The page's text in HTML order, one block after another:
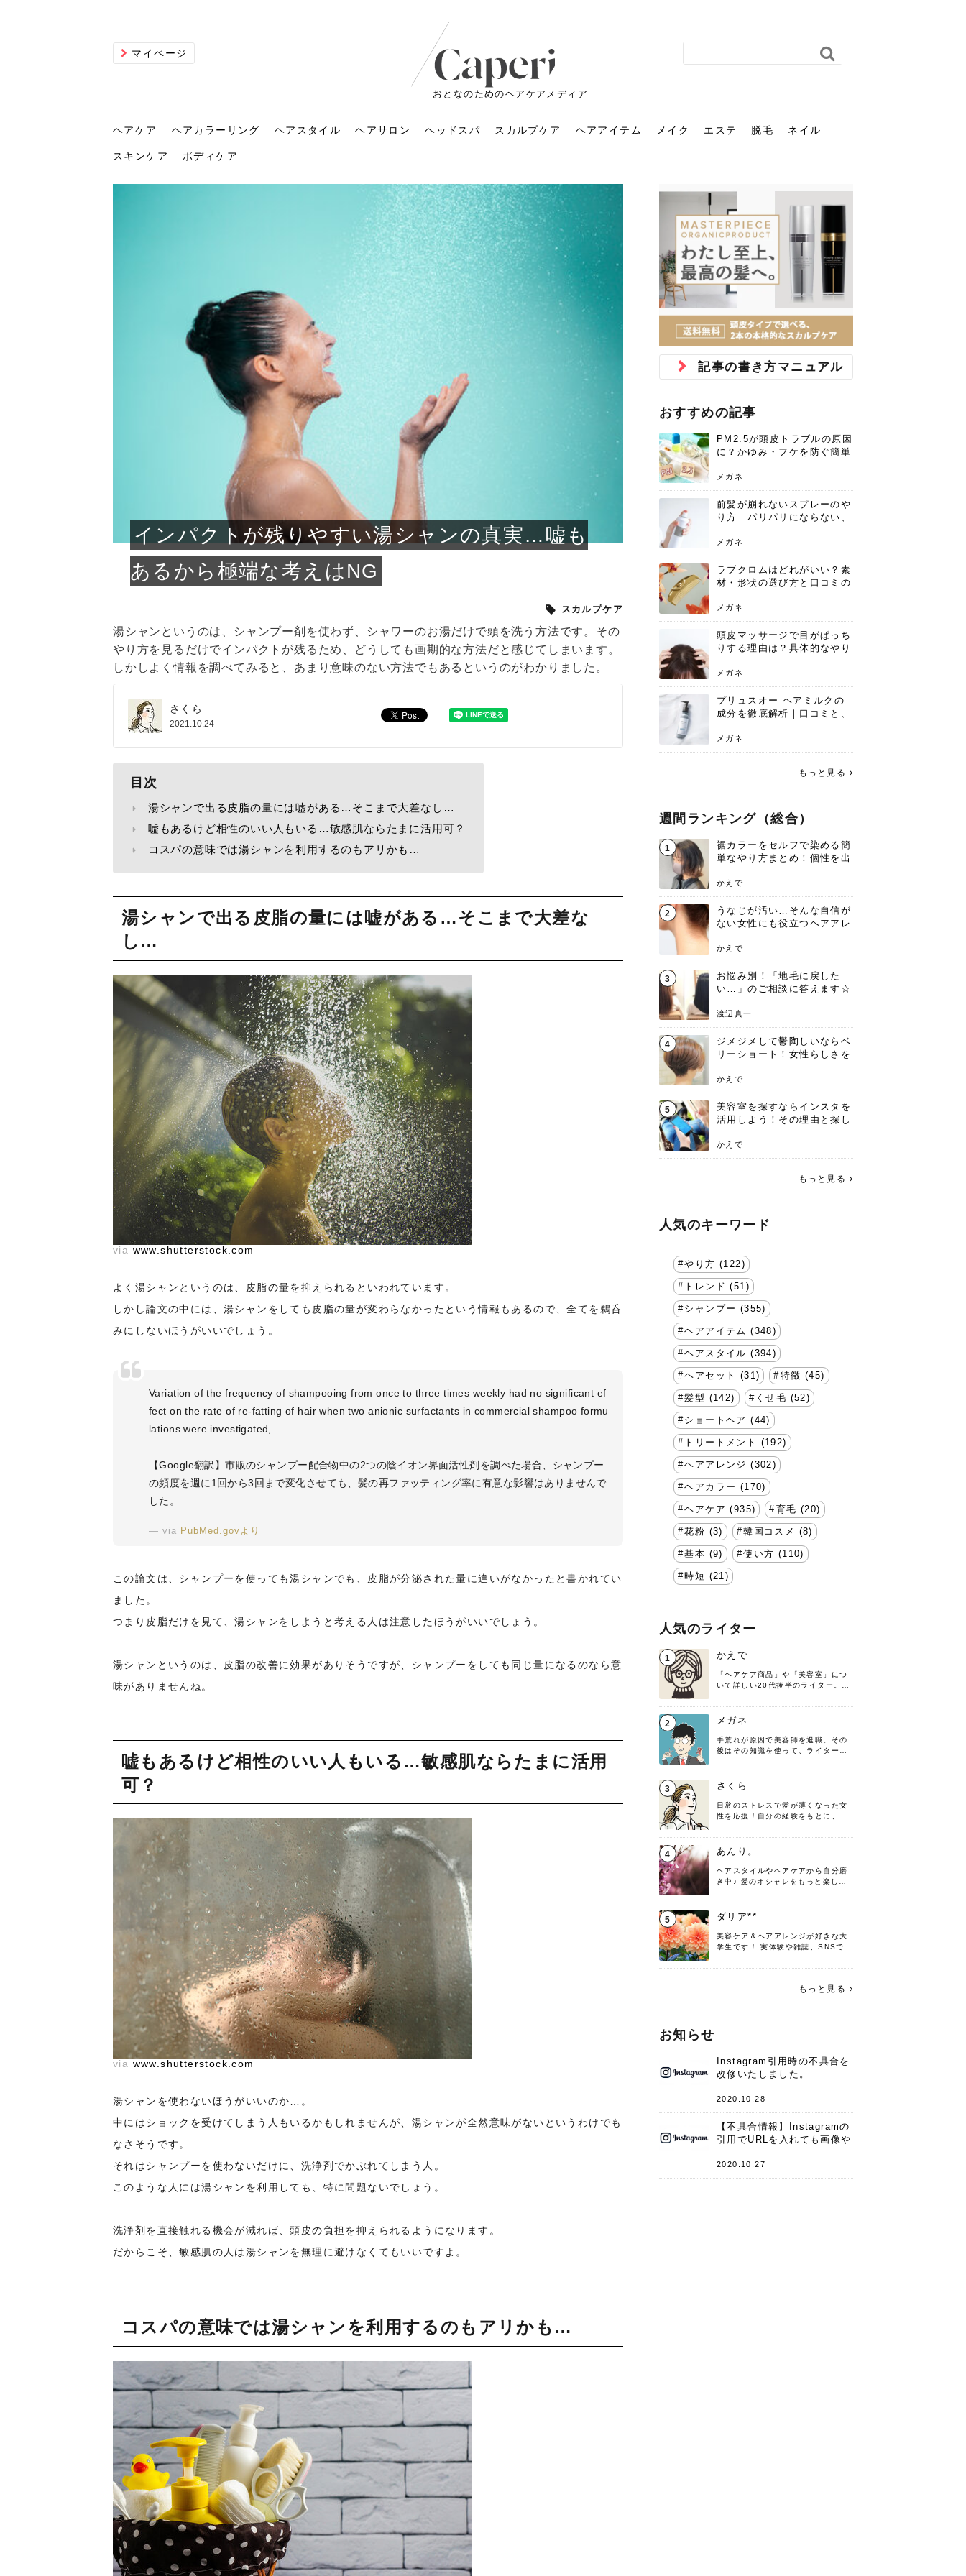
マイページ
おとなのためのヘアケアメディア
ヘアケア
トリートメントの付け方で
仕上がりが変わる｜効かな
い原因...
トリートメントの付け方で仕上がりは
大きく変わります。今回は、毛先中心
の塗り...
メガネ
朝の5分が変わる！寝癖がつ
かない予防方法と時短寝癖
直し...
新生活シーズン、朝の身支度を少しで
も短くしたい人は多いはず。じつは寝
花粉で髪がパサパサするの
はなぜ？原因と落とし方・
防ぎ方を紹介
広がる、手触りが悪いと感じた経験は
ヘアカラーリング
髪のくすみが気になる人
へ！2026春トレンドの明る
めく...
2026春のトレンドカラーは明るめのく
すみカラーです。ただし、髪がすでに
く...
さくら
ツヤと透明感で垢抜ける！
自然なヘアカラーで作る
「きれい...
職場で浮かない落ち着いたトーンにし
たいけれど、どこか垢抜けた印象にし
肌に合う髪色、どう見つけ
る？「イエベ」「ブルベ」
診断と...
らったのに、家に帰って鏡を見たら、
ヘアスタイル
2026年のショートウルフ最
新トレンドとは？ナチュラ
ル...
2026年のショートウルフは、ナチュラ
ルでエアリーな仕上がりが今っぽい正
解...
かえで
ルーズウェーブとは？2026
年の注目スタイルと長さ別
2026年はレイヤーカットを使った髪型
のトレンドと重なり、ルーズウェーブ
40代のパーマがダレる原因
とは？自宅でできる復活術
と長...
ールがダレてしまったと感じている方
ヘアサロン
美容室に行くのが恥ずかし
い？髪質の変化に気づいた
時こそ...
しばらく美容室に行けていないし、そ
ろそろ髪型を変えて気分転換したいと
思って...
メガネ
お気に入りのお店が倒産し
た後の美容室の探し方！失
敗しに...
美容室を倒産する数が増えているとい
うニュースがありました。もともと美
前髪を薄くするための美容
院の頼み方とは？失敗しな
いため...
だと思っている人は、前髪を早く変え
ヘッドスパ
ヘッドスパの落とし穴！知
らないと損する真実
ヘッドスパは、頭皮の汚れを落として
血行を促進し、リラックス効果や美髪
効果が...
さろめ
頭皮を刺激してお顔のリフ
トアップ♪毎日こつこつカン
タン小顔☆
毎日のちょっとした習慣で小顔は作れ
る！頭のこりをほぐしてフェイスライ
ヘッドスパで頭皮をケアし
よう！ヘッドスパの効果と
おすすめの人
アもせずに放っておくとダメージが蓄
スカルプケア
髪を育てるには？毎日の洗
い方と生活習慣を見直す基
本ケア
髪をきれいに育てるには高価なアイテ
ムを増やす前に、洗い方や乾かし方、
頭皮の...
さくら
頭皮マッサージで目がぱっ
ちりする理由は？具体的な
やり方...
目元の印象を左右するのは目そのもの
ではなく、頭皮の状態かもしれませ
ストレスで髪の毛はどう変
わる？抜け毛・パサつきの
原因と...
や、抜け毛が増えたと悩んでいる方
は、スト...
ヘアアイテム
発酵エキスシャンプーって
何がいいの？無印良品など
のシャ...
スキンケアで人気の発酵成分が、シャ
ンプーにも広がっています。無印良品
などの...
さくら
アイロンが苦手でも大丈
夫！ブラッシング感覚で使
えるヘア...
ヘアアイロンを使うのが苦手、火傷が
怖いと感じている方はいないでしょう
40代の髪を悩みに最適！韓
国発「ダリーフ」でヘアセ
ット...
思っていないでしょうか？ダリーフの
メイク
ミニマリストのメイク術｜
少ないアイテムで「自分ら
しい美...
「たくさんのコスメを持っているの
に、実際に使っているのはいつも同じ
ものばか...
あおい
V3ファンデーションは危な
い？針の仕組み・全4種比
較・...
メイクをしている時間も、スキンケア
の時間に変えるという発想から生まれ
「おしゃれ」と「身だしな
み」は違う。相手に信頼感
を与え...
識するのが「身だしなみ」です。特に
エステ
針で小顔を目指す！美容鍼
の効果と後悔しない選び方
のポイント
フェイスラインをすっきりさせたいと
いうお悩みを抱えている方はいないで
しょう...
あかり
リンパマッサージと経絡マ
ッサージの違いとは？効果
と、自...
サロンのメニューを見ていると、「リ
ンパマッサージ」の他に「経絡マッサ
エステの勧誘が怖い人へ。
断ることは悪くない。自分
を守る...
験エステに行ってみたいけど、『押し
脱毛
化粧ノリが変わる「顔脱
毛」。4つのメリットと、始
める前...
顔の産毛をカミソリで剃って、毛抜き
で抜くなど、日々の自己処理を手間に
感じて...
あおい
子供の脱毛、日焼け肌はN
G？親子で学ぶ、安心・安全
なエ...
「ムダ毛が気になる」とお子さんが悩
んでいる姿を見て、エステ脱毛を検討
「今さら」なんて言わせな
い。40代のVIO・顔脱毛、
賢...
とが気になり始めたけど、「今から脱
ネイル
2026年運気アップネイルガ
イドを公開！幸運を呼ぶ色
と...
最近、なんとなく運気が停滞している
気がすると悩んでいないでしょうか？
じつは...
あおい
そのネイル、本当に似合っ
てる？指先をきれいに見え
るのは...
SNSや雑誌で見かけた素敵なネイルデ
ザインを、いざ自分の爪に試してみた
オフィスネイルでも「キラ
キラ」はOK？派手に見えな
い上...
を見て、気分が上がるという心ときめ
スキンケア
急に小じわが増えた？原因
と種類の見分け方＆自宅で
できる...
ふと鏡を見て、急に小じわが増えたと
落ち込んでいないでしょうか？じつは
その原...
あおい
ルルルン ハイドラのどれが
ジュベルック スキンの効果
とは？毛穴・ニキビ跡への
変化...
ニキビ跡の凸凹をどうにかしたいと、
ゆい
ボディケア
人の手ならではの痩身効
果。オールハンドエステの
魅力と、...
痩身エステと一言で言っても、最新の
機器を使ったものから、昔ながらの手
技によ...
あかり
その医療ダイエット、後悔
本気の痩身と体質改善に。
アーユルヴェーダに基づく
「イン...
自己流のダイエットではなかなか落ち
さな
インパクトが残りやすい湯シャンの真実…嘘も
あるから極端な考えはNG
スカルプケア
湯シャンというのは、シャンプー剤を使わず、シャワーのお湯だけで頭を洗う方法です。その
やり方を見るだけでインパクトが残るため、どうしても画期的な方法だと感じてしまいます。
しかしよく情報を調べてみると、あまり意味のない方法でもあるというのがわかりました。
さくら
2021.10.24
目次
湯シャンで出る皮脂の量には嘘がある…そこまで大差なし…
嘘もあるけど相性のいい人もいる…敏感肌ならたまに活用可？
コスパの意味では湯シャンを利用するのもアリかも…
湯シャンで出る皮脂の量には嘘がある…そこまで大差な
し…
via www.shutterstock.com
よく湯シャンというのは、皮脂の量を抑えられるといわれています。
しかし論文の中には、湯シャンをしても皮脂の量が変わらなかったという情報もあるので、全てを鵜呑
みにしないほうがいいでしょう。
Variation of the frequency of shampooing from once to three times weekly had no significant ef
fect on the rate of re-fatting of hair when two anionic surfactants in commercial shampoo formu
lations were investigated,
【Google翻訳】市販のシャンプー配合物中の2つの陰イオン界面活性剤を調べた場合、シャンプー
の頻度を週に1回から3回まで変化させても、髪の再ファッティング率に有意な影響はありませんで
した。
via PubMed.govより
この論文は、シャンプーを使っても湯シャンでも、皮脂が分泌された量に違いがなかったと書かれてい
ました。
つまり皮脂だけを見て、湯シャンをしようと考える人は注意したほうがいいでしょう。
湯シャンというのは、皮脂の改善に効果がありそうですが、シャンプーをしても同じ量になるのなら意
味がありませんね。
嘘もあるけど相性のいい人もいる…敏感肌ならたまに活用
可？
via www.shutterstock.com
湯シャンを使わないほうがいいのか…。
中にはショックを受けてしまう人もいるかもしれませんが、湯シャンが全然意味がないというわけでも
なさそうです。
それはシャンプーを使わないだけに、洗浄剤でかぶれてしまう人。
このような人には湯シャンを利用しても、特に問題ないでしょう。
洗浄剤を直接触れる機会が減れば、頭皮の負担を抑えられるようになります。
だからこそ、敏感肌の人は湯シャンを無理に避けなくてもいいですよ。
コスパの意味では湯シャンを利用するのもアリかも…
記事の書き方マニュアル
おすすめの記事
PM2.5が頭皮トラブルの原因
に？かゆみ・フケを防ぐ簡単
メガネ
前髪が崩れないスプレーのや
り方｜パリパリにならない、
メガネ
ラブクロムはどれがいい？素
材・形状の選び方と口コミの
メガネ
頭皮マッサージで目がぱっち
りする理由は？具体的なやり
メガネ
プリュスオー ヘアミルクの
成分を徹底解析｜口コミと、
説
メガネ
もっと見る
週間ランキング（総合）
1
裾カラーをセルフで染める簡
単なやり方まとめ！個性を出
かえで
2
うなじが汚い…そんな自信が
ない女性にも役立つヘアアレ
かえで
3
お悩み別！「地毛に戻した
い…」のご相談に答えます☆
渡辺真一
4
ジメジメして鬱陶しいならベ
リーショート！女性らしさを
かえで
5
美容室を探すならインスタを
活用しよう！その理由と探し
かえで
もっと見る
人気のキーワード
やり方 (122)
トレンド (51)
シャンプー (355)
ヘアアイテム (348)
ヘアスタイル (394)
ヘアセット (31) 特徴 (45)
髪型 (142) くせ毛 (52)
ショートヘア (44)
トリートメント (192)
ヘアアレンジ (302)
ヘアカラー (170)
ヘアケア (935) 育毛 (20)
花粉 (3) 韓国コスメ (8)
基本 (9) 使い方 (110)
時短 (21)
人気のライター
1 かえで
「ヘアケア商品」や「美容室」につ
いて詳しい20代後半のライター。楽
す！
2 メガネ
手荒れが原因で美容師を退職。その
後はその知識を使って、ライターと
髪の知識をわかりやすく紹介しま
す！
3 さくら
日常のストレスで髪が薄くなった女
性を応援！自分の経験をもとに、執
4 あんり。
ヘアスタイルやヘアケアから自分磨
き中♪ 髪のオシャレをもっと楽しめ
♡ 役立つ情報をお届けできるように
頑張ります！よろしくお願いしま
5 ダリア**
美容ケア＆ヘアアレンジが好きな大
学生です！ 実体験や雑誌、SNSで知
す。 これからよろしくお願いします
もっと見る
お知らせ
Instagram引用時の不具合を
改修いたしました。
2020.10.28
【不具合情報】Instagramの
引用でURLを入れても画像や
件
2020.10.27